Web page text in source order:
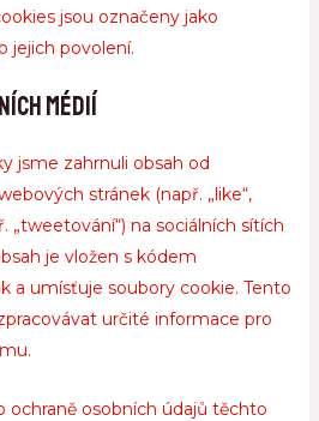
jsou označeny jako
jejich povolení.
médií
jsme zahrnuli obsah od
stránek (např. „like“,
„tweetování“) na sociálních sítích
je vložen s kódem
a umísťuje soubory cookie. Tento
určité informace pro
ochraně osobních údajů těchto